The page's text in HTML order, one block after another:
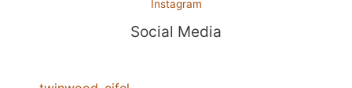
Instagram
Social Media